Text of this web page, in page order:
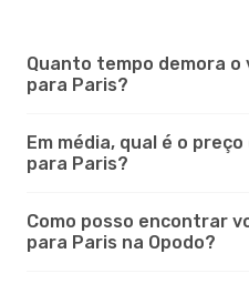
Quanto tempo demora o
para Paris?
Em média, qual é o
para Paris?
Como posso encontrar
para Paris na Opodo?